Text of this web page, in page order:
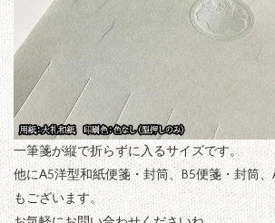
一筆箋が縦で折らずに入るサイズです。
他にA5洋型和紙便箋・封筒、B5便箋・封筒
もございます。